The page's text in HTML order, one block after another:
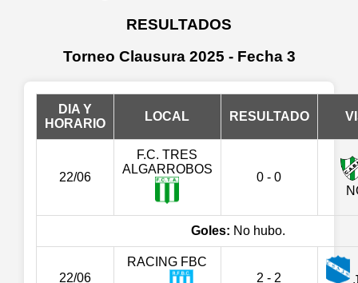
RESULTADOS
Torneo Clausura 2025 - Fecha 3
DIA Y
HORARIO
LOCAL RESULTADO
22/06
F.C. TRES
ALGARROBOS
0 - 0
Goles: No hubo.
22/06
RACING FBC
2 - 2